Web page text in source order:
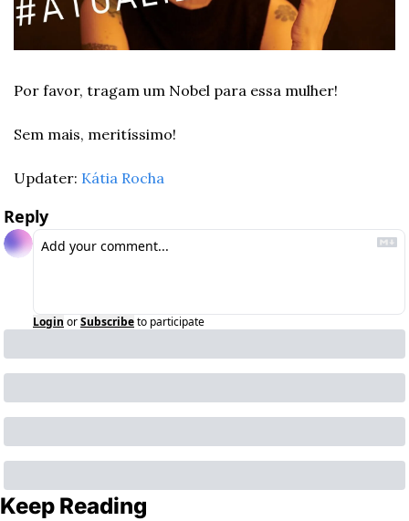
Por favor, tragam um Nobel para essa mulher!
Sem mais, meritíssimo!
Updater: Kátia Rocha
Reply
Login orSubscribeto participate
Keep Reading